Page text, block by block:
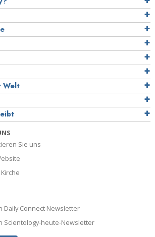
Welt
Sie uns
Daily Connect Newsletter
Scientology-heute-Newsletter